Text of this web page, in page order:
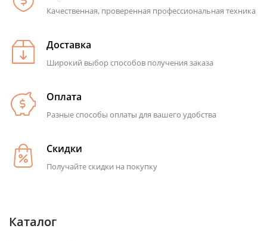
Качественная, проверенная профессиональная техника
Доставка
Широкий выбор способов получения заказа
Оплата
Разные способы оплаты для вашего удобства
Скидки
Получайте скидки на покупку
Каталог